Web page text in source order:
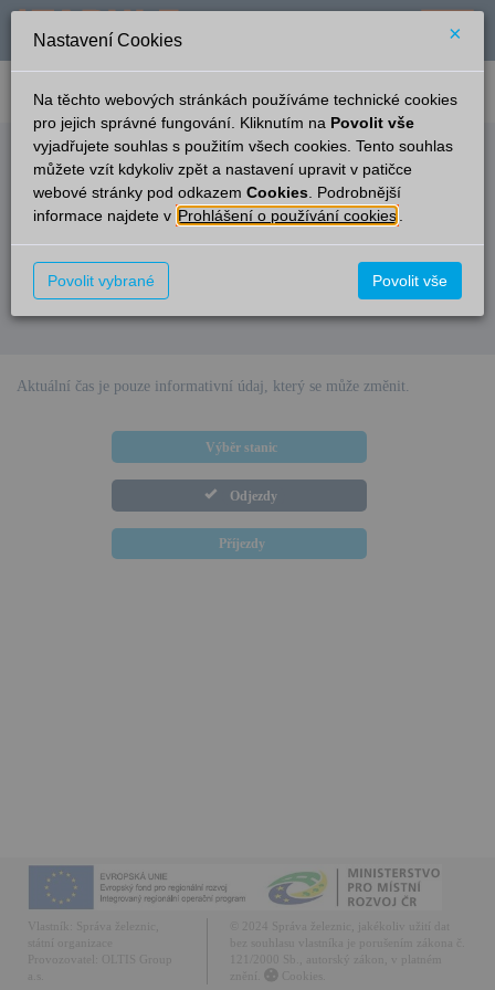
verze: 2.0.6 podpora: help-tabule@oltis.cz
English
Odjezdy
Heroltice
10:51
Čas/Aktuální Vlak/Linka Cíl/Přes Kolej
Omlouváme se, v současné době nejsou v této stanici k dispozici
elektronické informace pro cestující.
Aktuální čas je pouze informativní údaj, který se může změnit.
Výběr stanic
Odjezdy
Příjezdy
Vlastník:
Správa železnic,
OLTIS Group
© 2024 Správa železnic, jakékoliv užití dat
121/2000 Sb., autorský zákon, v platném
Nastavení Cookies ×
Na těchto webových stránkách používáme technické cookies
pro jejich správné fungování. Kliknutím na Povolit vše
vyjadřujete souhlas s použitím všech cookies. Tento souhlas
můžete vzít kdykoliv zpět a nastavení upravit v patičce
webové stránky pod odkazem Cookies . Podrobnější
informace najdete v Prohlášení o používání cookies
Povolit vybrané Povolit vše